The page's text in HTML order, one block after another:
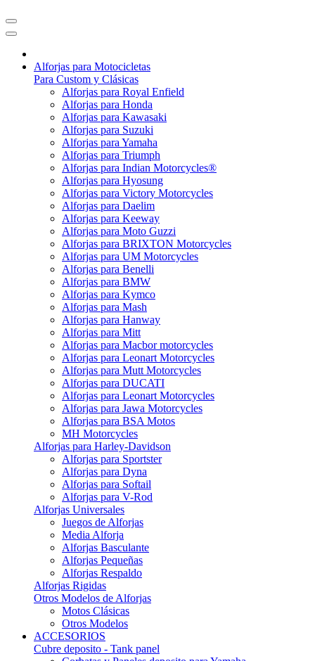
Alforjas para Motocicletas
Para Custom y Clásicas
Alforjas para Royal Enfield
Alforjas para Honda
Alforjas para Kawasaki
Alforjas para Suzuki
Alforjas para Yamaha
Alforjas para Triumph
Alforjas para Indian Motorcycles®
Alforjas para Hyosung
Alforjas para Victory Motorcycles
Alforjas para Daelim
Alforjas para Keeway
Alforjas para Moto Guzzi
Alforjas para BRIXTON Motorcycles
Alforjas para UM Motorcycles
Alforjas para Benelli
Alforjas para BMW
Alforjas para Kymco
Alforjas para Mash
Alforjas para Hanway
Alforjas para Mitt
Alforjas para Macbor motorcycles
Alforjas para Leonart Motorcycles
Alforjas para Mutt Motorcycles
Alforjas para DUCATI
Alforjas para Leonart Motorcycles
Alforjas para Jawa Motorcycles
Alforjas para BSA Motos
MH Motorcycles
Alforjas para Harley-Davidson
Alforjas para Sportster
Alforjas para Dyna
Alforjas para Softail
Alforjas para V-Rod
Alforjas Universales
Juegos de Alforjas
Media Alforja
Alforjas Basculante
Alforjas Pequeñas
Alforjas Respaldo
Alforjas Rigidas
Otros Modelos de Alforjas
Motos Clásicas
Otros Modelos
ACCESORIOS
Cubre deposito - Tank panel